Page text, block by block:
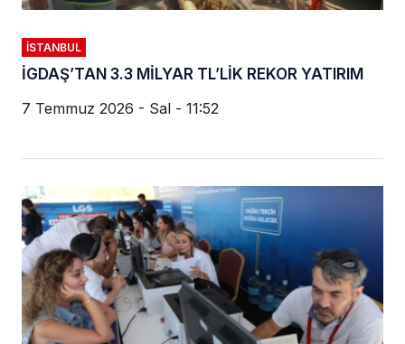
İSTANBUL
İGDAŞ’TAN 3.3 MİLYAR TL’LİK REKOR YATIRIM
7 Temmuz 2026 - Sal - 11:52